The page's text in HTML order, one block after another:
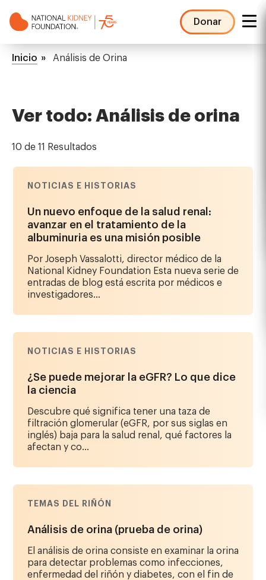
Donar
NKF
Mega
Ruta
Inicio Análisis de Orina
Ver todo: Análisis de orina
10 de 11 Resultados
NOTICIAS E HISTORIAS
Un nuevo enfoque de la salud renal:
avanzar en el tratamiento de la
albuminuria es una misión posible
Por Joseph Vassalotti, director médico de la
National Kidney Foundation Esta nueva serie de
entradas de blog está escrita por médicos e
investigadores...
NOTICIAS E HISTORIAS
¿Se puede mejorar la eGFR? Lo que dice
la ciencia
Descubre qué significa tener una taza de
filtración glomerular (eGFR, por sus siglas en
inglés) baja para la salud renal, qué factores la
afectan y co...
TEMAS DEL RIÑÓN
Análisis de orina (prueba de orina)
El análisis de orina consiste en examinar la orina
para detectar problemas como infecciones,
enfermedad del riñón y diabetes, con el fin de